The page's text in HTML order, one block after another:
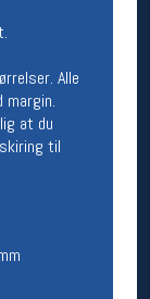
Alle
margin.
at du
til